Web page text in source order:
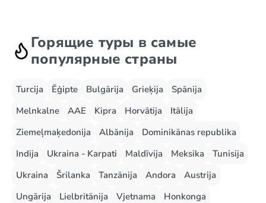
Горящие туры в самые
популярные страны
Turcija Ēģipte Bulgārija Grieķija
Spānija
Melnkalne
AAE Kipra Horvātija
Itālija
Ziemeļmaķedonija
Albānija
Dominikānas republika
Indija
Ukraina - Karpati Maldīvija Meksika
Tunisija
Ukraina
Šrilanka Tanzānija Andora
Austrija
Ungārija
Lielbritānija Vjetnama
Honkonga